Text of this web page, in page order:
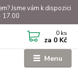
Jsme vám k dispozici
17.00
Menu
0 ks
za 0 Kč